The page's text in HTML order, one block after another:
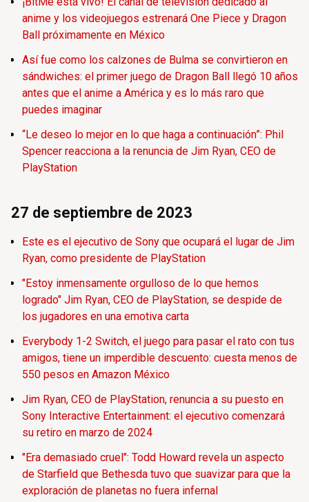
anime y los videojuegos estrenará One Piece y Dragon
Ball próximamente en México
Así fue como los calzones de Bulma se convirtieron en
sándwiches: el primer juego de Dragon Ball llegó 10 años
antes que el anime a América y es lo más raro que
puedes imaginar
“Le deseo lo mejor en lo que haga a continuación”: Phil
Spencer reacciona a la renuncia de Jim Ryan, CEO de
PlayStation
27 de septiembre de 2023
Este es el ejecutivo de Sony que ocupará el lugar de Jim
Ryan, como presidente de PlayStation
"Estoy inmensamente orgulloso de lo que hemos
logrado" Jim Ryan, CEO de PlayStation, se despide de
los jugadores en una emotiva carta
Everybody 1-2 Switch, el juego para pasar el rato con tus
amigos, tiene un imperdible descuento: cuesta menos de
550 pesos en Amazon México
Jim Ryan, CEO de PlayStation, renuncia a su puesto en
Sony Interactive Entertainment: el ejecutivo comenzará
su retiro en marzo de 2024
"Era demasiado cruel": Todd Howard revela un aspecto
de Starfield que Bethesda tuvo que suavizar para que la
exploración de planetas no fuera infernal